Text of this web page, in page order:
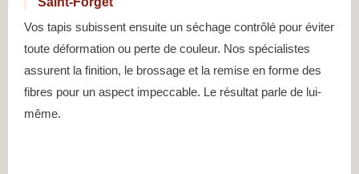
Vos tapis subissent ensuite un séchage contrôlé pour éviter
toute déformation ou perte de couleur. Nos spécialistes
assurent la finition, le brossage et la remise en forme des
fibres pour un aspect impeccable. Le résultat parle de lui-
même.